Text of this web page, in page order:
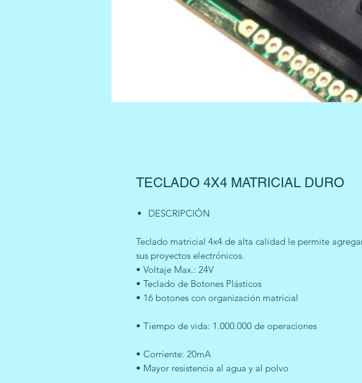
TECLADO 4X4 MATRICIAL DURO
DESCRIPCIÓN
Teclado matricial 4x4 de alta calidad le permite
sus proyectos electrónicos.
• Voltaje Max.: 24V
• Teclado de Botones Plásticos
• 16 botones con organización matricial
• Tiempo de vida: 1.000.000 de operaciones
• Corriente: 20mA
• Mayor resistencia al agua y al polvo